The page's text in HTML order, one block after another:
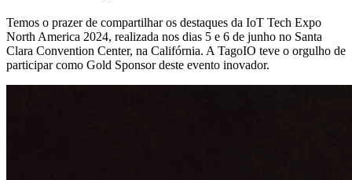
Temos o prazer de compartilhar os destaques da IoT Tech Expo
North America 2024, realizada nos dias 5 e 6 de junho no Santa
Clara Convention Center, na Califórnia. A TagoIO teve o orgulho de
participar como Gold Sponsor deste evento inovador.